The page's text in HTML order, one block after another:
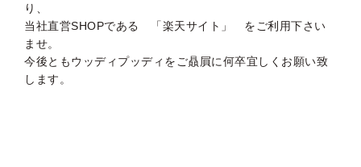
り、
当社直営SHOPである 「楽天サイト」 をご利用下さい
ませ。
今後ともウッディプッディをご贔屓に何卒宜しくお願い致
します。